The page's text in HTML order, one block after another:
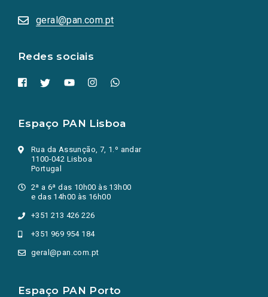
geral@pan.com.pt
Redes sociais
numa
nova
Espaço PAN Lisboa
Rua da Assunção, 7, 1.º andar
1100-042 Lisboa
Portugal
2ª a 6ª das 10h00 às 13h00
e das 14h00 às 16h00
+351 213 426 226
+351 969 954 184
geral@pan.com.pt
Espaço PAN Porto